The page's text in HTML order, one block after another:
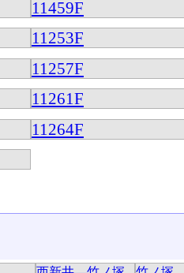
11459F
11253F
11257F
11261F
11264F